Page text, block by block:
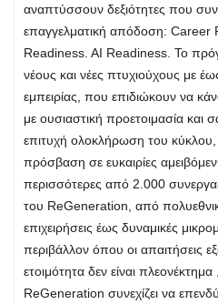
αναπτύσσουν δεξιότητες που
επαγγελματική απόδοση:
Readiness. AI Readiness. Το
νέους και νέες πτυχιούχους με
εμπειρίας, που επιδιώκουν να
με ουσιαστική προετοιμασία
επιτυχή ολοκλήρωση του
πρόσβαση σε ευκαιρίες
περισσότερες από 2.000
του ReGeneration, από
επιχειρήσεις έως δυναμικές
περιβάλλον όπου οι απαιτήσεις
ετοιμότητα δεν είναι
ReGeneration συνεχίζει να